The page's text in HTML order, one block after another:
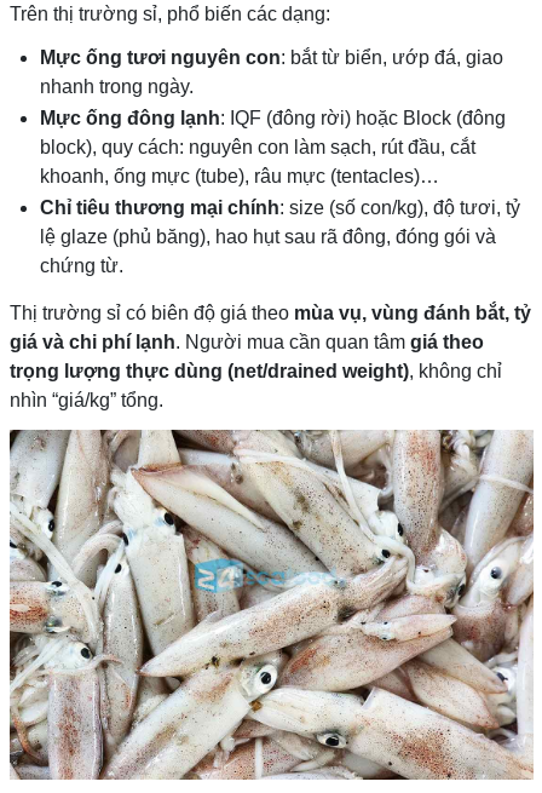
Trên thị trường sỉ, phổ biến các dạng:
Mực ống tươi nguyên con: bắt từ biển, ướp đá, giao
nhanh trong ngày.
Mực ống đông lạnh: IQF (đông rời) hoặc Block (đông
block), quy cách: nguyên con làm sạch, rút đầu, cắt
khoanh, ống mực (tube), râu mực (tentacles)…
Chỉ tiêu thương mại chính: size (số con/kg), độ tươi, tỷ
lệ glaze (phủ băng), hao hụt sau rã đông, đóng gói và
chứng từ.
Thị trường sỉ có biên độ giá theo mùa vụ, vùng đánh bắt, tỷ
giá và chi phí lạnh. Người mua cần quan tâm giá theo
trọng lượng thực dùng (net/drained weight), không chỉ
nhìn “giá/kg” tổng.